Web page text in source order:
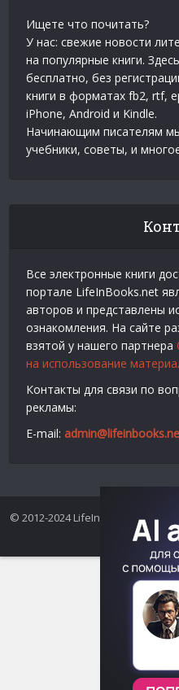
Ищете что почитать?
У нас: свежие новости
на популярные книги.
бесплатно, без
книги в форматах fb2, rtf,
iPhone, Android и Kindle.
Начинающим писателям
учебники, советы, и
Все электронные книги
портале LifeInBooks.net
авторов и представлены
ознакомления. На сайте
взятой у нашего партнера
на использование
Контакты для связи по
рекламы:
E-mail:
© 2012-2024 LifeInBooks.net -
fb2,